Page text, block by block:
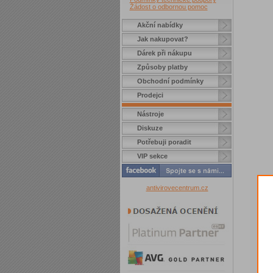
Žádost o odbornou pomoc
Akční nabídky
Jak nakupovat?
Dárek při nákupu
Způsoby platby
Obchodní podmínky
Prodejci
Nástroje
Diskuze
Potřebuji poradit
VIP sekce
antivirovecentrum.cz